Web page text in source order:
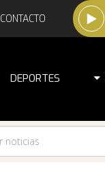
CONTACTO
DEPORTES